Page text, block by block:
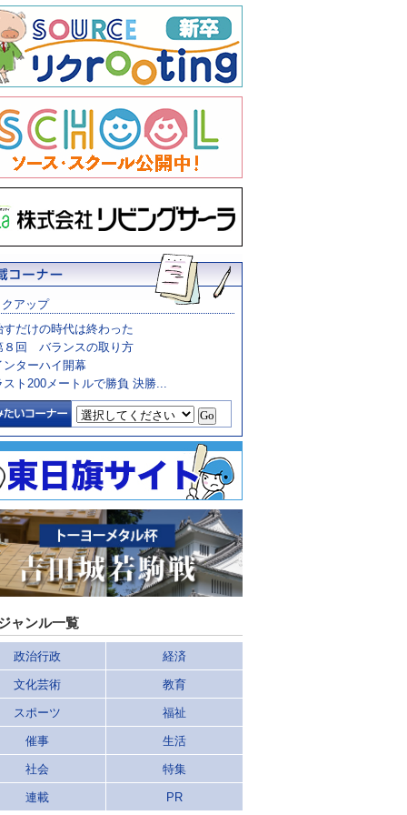
アップ
すだけの時代は終わった
８回 バランスの取り方
ンターハイ開幕
スト200メートルで勝負 決勝...
ャンル一覧
政治行政 経済
文化芸術 教育
スポーツ 福祉
催事 生活
社会 特集
連載 PR